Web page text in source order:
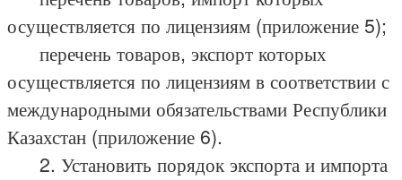
осуществляется по лицензиям (приложение 5);
перечень товаров, экспорт которых
осуществляется по лицензиям в соответствии с
международными обязательствами Республики
Казахстан (приложение 6).
2. Установить порядок экспорта и импорта